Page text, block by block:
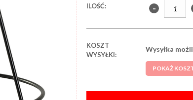
ILOŚĆ: -
KOSZT
WYSYŁKI:
Wysyłka
POKAŻ